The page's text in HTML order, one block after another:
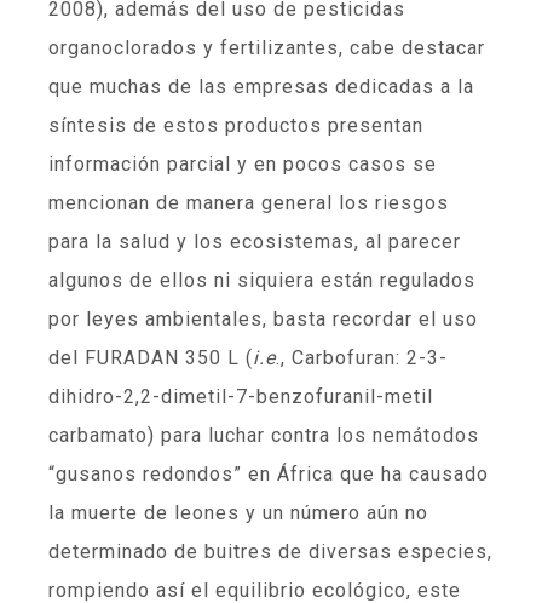
2008), además del uso de pesticidas
organoclorados y fertilizantes, cabe destacar
que muchas de las empresas dedicadas a la
síntesis de estos productos presentan
información parcial y en pocos casos se
mencionan de manera general los riesgos
para la salud y los ecosistemas, al parecer
algunos de ellos ni siquiera están regulados
por leyes ambientales, basta recordar el uso
del FURADAN 350 L (i.e., Carbofuran: 2-3-
dihidro-2,2-dimetil-7-benzofuranil-metil
carbamato) para luchar contra los nemátodos
“gusanos redondos” en África que ha causado
la muerte de leones y un número aún no
determinado de buitres de diversas especies,
rompiendo así el equilibrio ecológico, este